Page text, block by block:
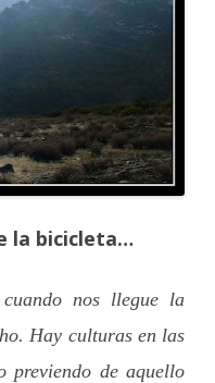
la bicicleta…
nos llegue la
Hay culturas en las
previendo de aquello